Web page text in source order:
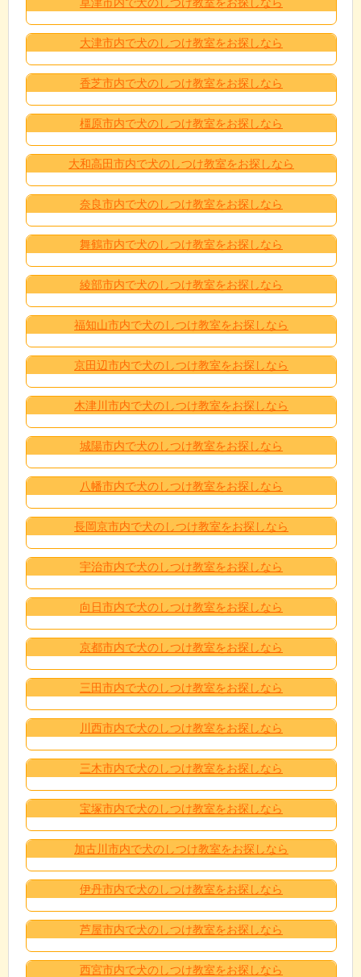
大津市内で犬のしつけ教室をお探しなら
香芝市内で犬のしつけ教室をお探しなら
橿原市内で犬のしつけ教室をお探しなら
大和高田市内で犬のしつけ教室をお探しなら
奈良市内で犬のしつけ教室をお探しなら
舞鶴市内で犬のしつけ教室をお探しなら
綾部市内で犬のしつけ教室をお探しなら
福知山市内で犬のしつけ教室をお探しなら
京田辺市内で犬のしつけ教室をお探しなら
木津川市内で犬のしつけ教室をお探しなら
城陽市内で犬のしつけ教室をお探しなら
八幡市内で犬のしつけ教室をお探しなら
長岡京市内で犬のしつけ教室をお探しなら
宇治市内で犬のしつけ教室をお探しなら
向日市内で犬のしつけ教室をお探しなら
京都市内で犬のしつけ教室をお探しなら
三田市内で犬のしつけ教室をお探しなら
川西市内で犬のしつけ教室をお探しなら
三木市内で犬のしつけ教室をお探しなら
宝塚市内で犬のしつけ教室をお探しなら
加古川市内で犬のしつけ教室をお探しなら
伊丹市内で犬のしつけ教室をお探しなら
芦屋市内で犬のしつけ教室をお探しなら
西宮市内で犬のしつけ教室をお探しなら